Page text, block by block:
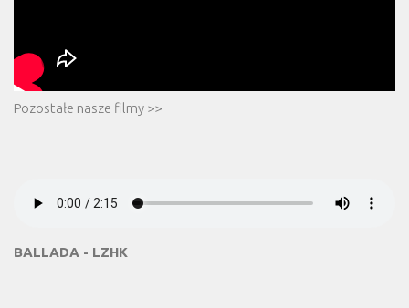
Pozostałe nasze filmy >>
BALLADA - LZHK